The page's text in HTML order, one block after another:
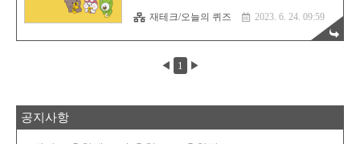
은 5년으로, 유효기간이 지나면 소멸이 된다.
현금처럼 사용할 수 있고, 적립된 유효기간
도 길고 활용할 방법이 많아서 유용한 포인
에 출제된다. 퀴즈 풀고 포인트리 받아가세
요. https://exchange.korbit.co.kr/ 코빗 - 대한
이더리움 등 가상자산을 편리하게 거래하실
https://barista7.tistory.com/7633 코빗 웰컴리
재테크/오늘의 퀴즈 2023. 6. 24. 09:59
◀ 1 ▶
공지사항